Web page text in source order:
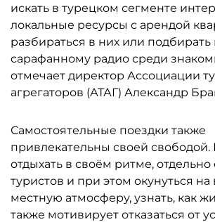
искать в турецком сегменте
локальные ресурсы с арендой
разбираться в них или подбирать
сарафанному радио среди
отмечает директор Ассоциации
агрегаторов (АТАГ) Александр
Самостоятельные поездки также
привлекательны своей
отдыхать в своём ритме, отдельно
туристов и при этом окунуться
местную атмосферу, узнать, как
также мотивирует отказаться от